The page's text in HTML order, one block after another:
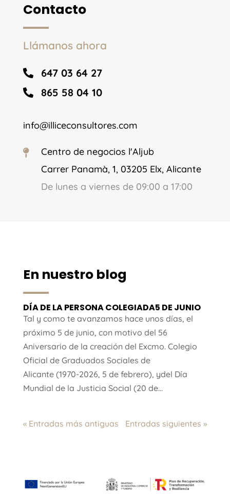
Contacto
Llámanos ahora
 647 03 64 27
 865 58 04 10
info@illiceconsultores.com

Centro de negocios l'Aljub
Carrer Panamà, 1, 03205 Elx, Alicante
De lunes a viernes de 09:00 a 17:00
En nuestro blog
DÍA DE LA PERSONA COLEGIADA5 DE JUNIO
Tal y como te avanzamos hace unos días, el
próximo 5 de junio, con motivo del 56
Aniversario de la creación del Excmo. Colegio
Oficial de Graduados Sociales de
Alicante (1970-2026, 5 de febrero), ydel Día
Mundial de la Justicia Social (20 de...
« Entradas más antiguas Entradas siguientes »